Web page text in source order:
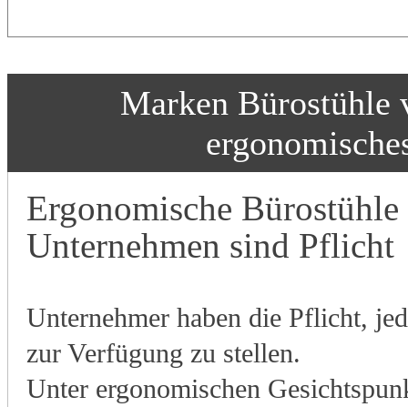
Marken Bürostühle
Ergonomische
Unternehmen sind Pflicht
Unternehmer haben die Pflicht,
zur Verfügung zu stellen.
Unter ergonomischen